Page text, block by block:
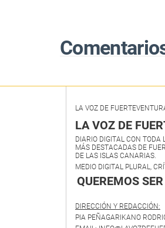
LA VOZ DE
LA VOZ DE
DIARIO DIGITAL CON
MÁS DESTACADAS DE
DE LAS ISLAS CANARIAS.
MEDIO DIGITAL PLURAL,
QUEREMOS
DIRECCIÓN Y REDACCIÓN:
PIA PEÑAGARIKANO